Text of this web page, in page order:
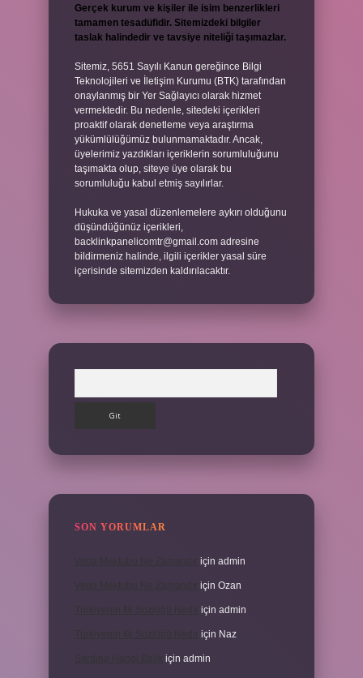
Gerçek kurum ve kişiler ile isim benzerlikleri
tamamen tesadüfidir. Sitemizdeki bilgiler
taslak halindedir ve tavsiye niteliği taşımazlar.
Sitemiz, 5651 Sayılı Kanun gereğince Bilgi
Teknolojileri ve İletişim Kurumu (BTK) tarafından
onaylanmış bir Yer Sağlayıcı olarak hizmet
vermektedir. Bu nedenle, sitedeki içerikleri
proaktif olarak denetleme veya araştırma
yükümlülüğümüz bulunmamaktadır. Ancak,
üyelerimiz yazdıkları içeriklerin sorumluluğunu
taşımakta olup, siteye üye olarak bu
sorumluluğu kabul etmiş sayılırlar.
Hukuka ve yasal düzenlemelere aykırı olduğunu
düşündüğünüz içerikleri,
backlinkpanelicomtr@gmail.com adresine
bildirmeniz halinde, ilgili içerikler yasal süre
içerisinde sitemizden kaldırılacaktır.
SON YORUMLAR
için admin
için Ozan
için admin
için Naz
için admin